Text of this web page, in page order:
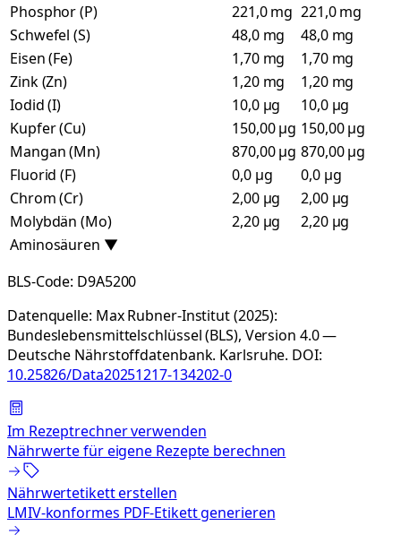
Phosphor (P)
221,0 mg 221,0 mg
Schwefel (S)
48,0 mg
48,0 mg
Eisen (Fe)
1,70 mg
1,70 mg
Zink (Zn)
1,20 mg
1,20 mg
Iodid (I)
10,0 µg
10,0 µg
Kupfer (Cu)
150,00 µg 150,00 µg
Mangan (Mn)
870,00 µg 870,00 µg
Fluorid (F)
0,0 µg
0,0 µg
Chrom (Cr)
2,00 µg
2,00 µg
Molybdän (Mo)
2,20 µg
2,20 µg
Aminosäuren ▼
BLS-Code: D9A5200
Datenquelle: Max Rubner-Institut (2025):
Bundeslebensmittelschlüssel (BLS), Version 4.0 —
Deutsche Nährstoffdatenbank. Karlsruhe. DOI:
10.25826/Data20251217-134202-0
Im Rezeptrechner verwenden
Nährwerte für eigene Rezepte berechnen
Nährwertetikett erstellen
LMIV-konformes PDF-Etikett generieren